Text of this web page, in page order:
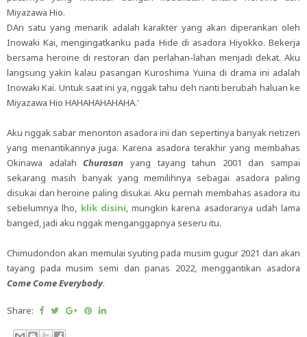
Miyazawa Hio.
DAn satu yang menarik adalah karakter yang akan diperankan oleh
Inowaki Kai, mengingatkanku pada Hide di asadora Hiyokko. Bekerja
bersama heroine di restoran dan perlahan-lahan menjadi dekat. Aku
langsung yakin kalau pasangan Kuroshima Yuina di drama ini adalah
Inowaki Kai. Untuk saat ini ya, nggak tahu deh nanti berubah haluan ke
Miyazawa Hio HAHAHAHAHAHA.'
Aku nggak sabar menonton asadora ini dan sepertinya banyak netizen
yang menantikannya juga. Karena asadora terakhir yang membahas
Okinawa adalahChurasan yang tayang tahun 2001 dan sampai
sekarang masih banyak yang memilihnya sebagai asadora paling
disukai dan heroine paling disukai. Aku pernah membahas asadora itu
sebelumnya lho, klik disini, mungkin karena asadoranya udah lama
banged, jadi aku nggak menganggapnya seseru itu.
Chimudondon akan memulai syuting pada musim gugur 2021 dan akan
tayang pada musim semi dan panas 2022, menggantikan asadora
Come Come Everybody.
Share: